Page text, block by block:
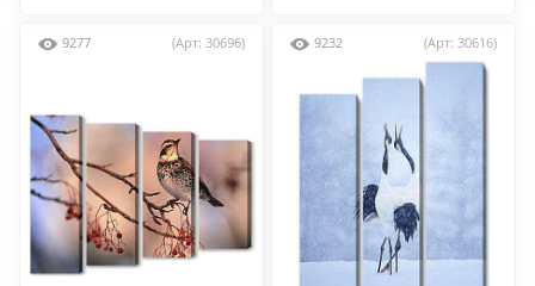
9277 (Арт: 30696) 9232 (Арт: 30616)